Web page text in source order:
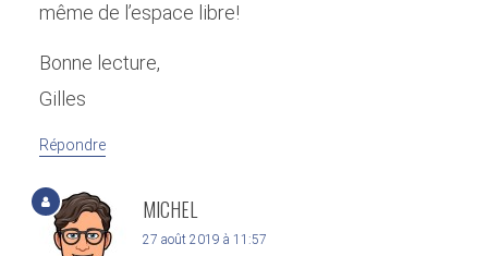
même de l’espace libre!
Bonne lecture,
Gilles
Répondre
MICHEL
27 août 2019 à 11:57